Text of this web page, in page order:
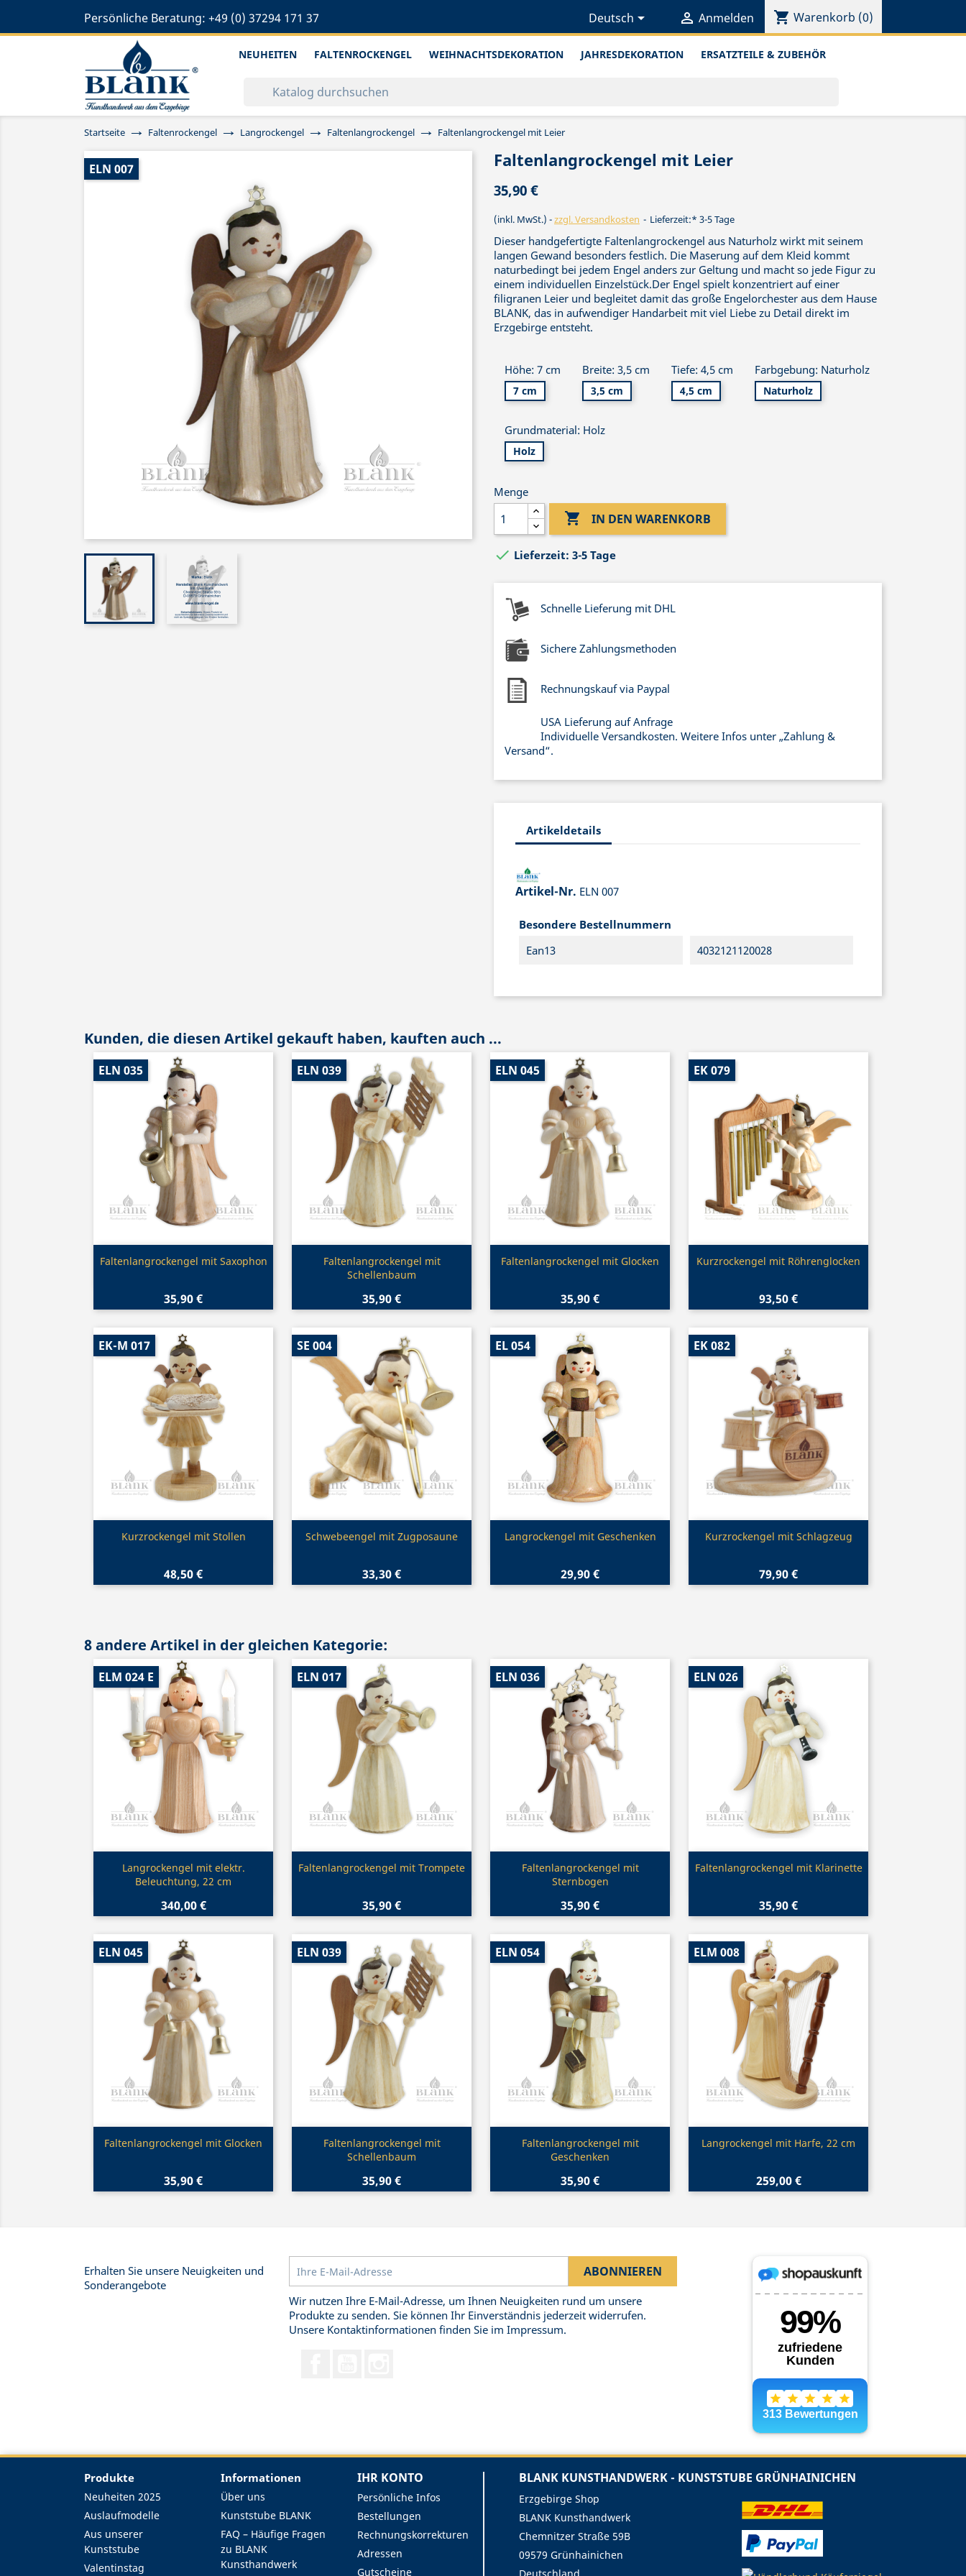
Persönliche Beratung: +49 (0) 37294 171 37 Deutsch  Anmelden shopping_cart Warenkorb (0)
NEUHEITEN FALTENROCKENGEL WEIHNACHTSDEKORATION JAHRESDEKORATION ERSATZTEILE & ZUBEHÖR
Startseite Faltenrockengel Langrockengel Faltenlangrockengel Faltenlangrockengel mit Leier
ELN 007 Faltenlangrockengel mit Leier
35,90 €
(inkl. MwSt.) zzgl. Versandkosten Lieferzeit:* 3-5 Tage
Dieser handgefertigte Faltenlangrockengel aus Naturholz wirkt mit seinem
langen Gewand besonders festlich. Die Maserung auf dem Kleid kommt
naturbedingt bei jedem Engel anders zur Geltung und macht so jede Figur zu
einem individuellen Einzelstück.Der Engel spielt konzentriert auf einer
filigranen Leier und begleitet damit das große Engelorchester aus dem Hause
BLANK, das in aufwendiger Handarbeit mit viel Liebe zu Detail direkt im
Erzgebirge entsteht.
Höhe: 7 cm
7 cm
Breite: 3,5 cm
3,5 cm
Tiefe: 4,5 cm
4,5 cm
Farbgebung: Naturholz
Naturholz
Grundmaterial: Holz
Holz
Menge
 IN DEN WARENKORB
 Lieferzeit: 3-5 Tage
Schnelle Lieferung mit DHL
Sichere Zahlungsmethoden
Rechnungskauf via Paypal
USA Lieferung auf Anfrage
Individuelle Versandkosten. Weitere Infos unter „Zahlung &
Versand“.
Artikeldetails
Artikel-Nr. ELN 007
Besondere Bestellnummern
Ean13
4032121120028
Kunden, die diesen Artikel gekauft haben, kauften auch ...
Vorschau
Faltenlangrockengel mit Saxophon
35,90 €
ELN 035
Vorschau
Faltenlangrockengel mit
Schellenbaum
35,90 €
ELN 039
Vorschau
Faltenlangrockengel mit Glocken
35,90 €
ELN 045
Vorschau
Kurzrockengel mit Röhrenglocken
93,50 €
EK 079
Vorschau
Kurzrockengel mit Stollen
48,50 €
EK-M 017
Vorschau
Schwebeengel mit Zugposaune
33,30 €
SE 004
Vorschau
Langrockengel mit Geschenken
29,90 €
EL 054
Vorschau
Kurzrockengel mit Schlagzeug
79,90 €
EK 082
8 andere Artikel in der gleichen Kategorie:
Vorschau
Langrockengel mit elektr.
Beleuchtung, 22 cm
340,00 €
ELM 024 E
Vorschau
Faltenlangrockengel mit Trompete
35,90 €
ELN 017
Vorschau
Faltenlangrockengel mit
Sternbogen
35,90 €
ELN 036
Vorschau
Faltenlangrockengel mit Klarinette
35,90 €
ELN 026
Vorschau
Faltenlangrockengel mit Glocken
35,90 €
ELN 045
Vorschau
Faltenlangrockengel mit
Schellenbaum
35,90 €
ELN 039
Vorschau
Faltenlangrockengel mit
Geschenken
35,90 €
ELN 054
Vorschau
Langrockengel mit Harfe, 22 cm
259,00 €
ELM 008
Erhalten Sie unsere Neuigkeiten und
Sonderangebote
Wir nutzen Ihre E-Mail-Adresse, um Ihnen Neuigkeiten rund um unsere
Produkte zu senden. Sie können Ihr Einverständnis jederzeit widerrufen.
Unsere Kontaktinformationen finden Sie im Impressum.
Produkte
Neuheiten 2025
Auslaufmodelle
Aus unserer
Kunststube
Valentinstag
Informationen
Über uns
Kunststube BLANK
FAQ – Häufige Fragen
zu BLANK
Kunsthandwerk
IHR KONTO
Persönliche Infos
Bestellungen
Rechnungskorrekturen
Adressen
Gutscheine
BLANK KUNSTHANDWERK - KUNSTSTUBE GRÜNHAINICHEN
Erzgebirge Shop
BLANK Kunsthandwerk
Chemnitzer Straße 59B
09579 Grünhainichen
Deutschland